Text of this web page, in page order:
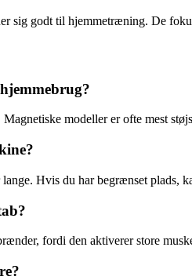
sig godt til hjemmetræning. De
modeller er ofte mest
Hvis du har begrænset plads,
fordi den aktiverer store